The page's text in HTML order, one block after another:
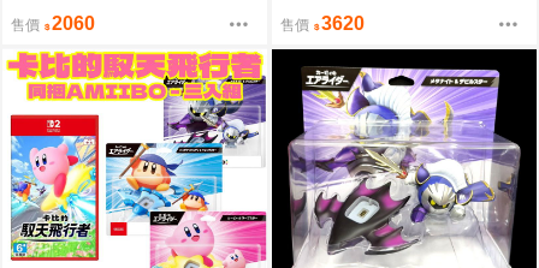
售價 2060
【台中星光】
售價 3620